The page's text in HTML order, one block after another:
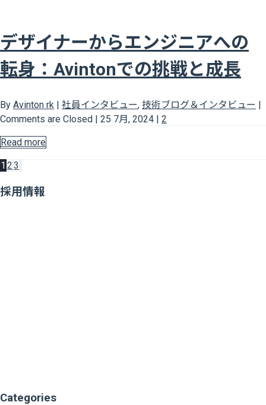
デザイナーからエンジニアへの
転身：Avintonでの挑戦と成長
By Avinton rk 社員インタビュー, 技術ブログ＆インタビュー
Comments are Closed
25 7月, 2024 2
Read more
1 23
採用情報
Categories